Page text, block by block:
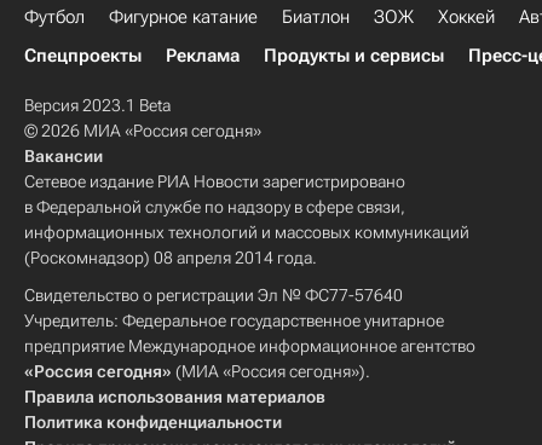
Футбол Фигурное катание Биатлон ЗОЖ Хоккей
Спецпроекты
Реклама Продукты и сервисы Пресс-
Версия 2023.1 Beta
© 2026 МИА «Россия сегодня»
Вакансии
Сетевое издание РИА Новости зарегистрировано
в Федеральной службе по надзору в сфере связи,
информационных технологий и массовых коммуникаций
(Роскомнадзор) 08 апреля 2014 года.
Свидетельство о регистрации Эл № ФС77-57640
Учредитель: Федеральное государственное унитарное
предприятие Международное информационное агентство
«Россия сегодня» (МИА «Россия сегодня»).
Правила использования материалов
Политика конфиденциальности